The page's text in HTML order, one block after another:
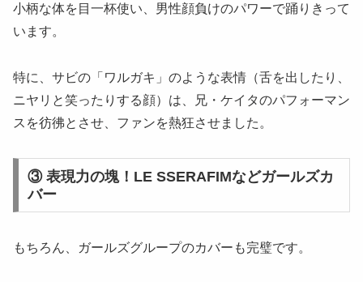
小柄な体を目一杯使い、男性顔負けのパワーで踊りきって
います。
特に、サビの「ワルガキ」のような表情（舌を出したり、
ニヤリと笑ったりする顔）は、兄・ケイタのパフォーマン
スを彷彿とさせ、ファンを熱狂させました。
③ 表現力の塊！LE SSERAFIMなどガールズカ
バー
もちろん、ガールズグループのカバーも完璧です。